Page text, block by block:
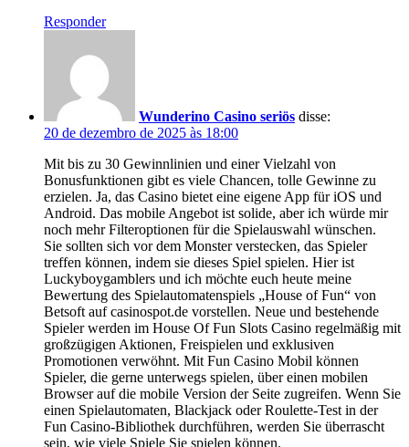
Responder
Wunderino Casino seriös disse:
20 de dezembro de 2025 às 18:00
Mit bis zu 30 Gewinnlinien und einer Vielzahl von
Bonusfunktionen gibt es viele Chancen, tolle Gewinne zu
erzielen. Ja, das Casino bietet eine eigene App für iOS und
Android. Das mobile Angebot ist solide, aber ich würde mir
noch mehr Filteroptionen für die Spielauswahl wünschen.
Sie sollten sich vor dem Monster verstecken, das Spieler
treffen können, indem sie dieses Spiel spielen. Hier ist
Luckyboygamblers und ich möchte euch heute meine
Bewertung des Spielautomatenspiels „House of Fun“ von
Betsoft auf casinospot.de vorstellen. Neue und bestehende
Spieler werden im House Of Fun Slots Casino regelmäßig mit
großzügigen Aktionen, Freispielen und exklusiven
Promotionen verwöhnt. Mit Fun Casino Mobil können
Spieler, die gerne unterwegs spielen, über einen mobilen
Browser auf die mobile Version der Seite zugreifen. Wenn Sie
einen Spielautomaten, Blackjack oder Roulette-Test in der
Fun Casino-Bibliothek durchführen, werden Sie überrascht
sein, wie viele Spiele Sie spielen können.